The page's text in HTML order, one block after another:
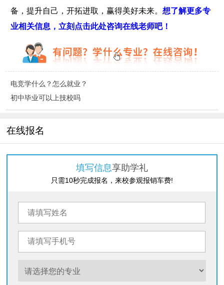
备，提升自己，开拓进取，赢得美好未来。想了解更多专
业相关信息，立刻点击此处咨询在线老师吧！
电竞学什么？怎么就业？
初中毕业可以上技校吗
在线报名
填写信息享助学礼
只需10秒完成报名，来校参观报销车费!